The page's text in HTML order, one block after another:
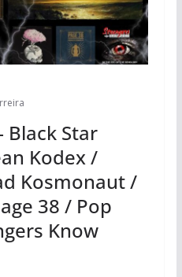
Black Star
Kodex /
Kosmonaut /
38 / Pop
Know